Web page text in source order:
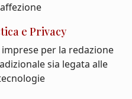
e Privacy
per la redazione
sia legata alle